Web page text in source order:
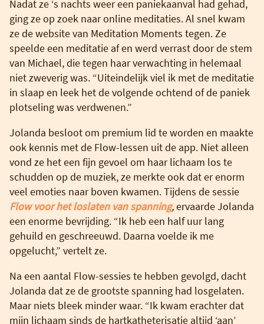
Nadat ze ‘s nachts weer een paniekaanval had gehad,
ging ze op zoek naar online meditaties. Al snel kwam
ze de website van Meditation Moments tegen. Ze
speelde een meditatie af en werd verrast door de stem
van Michael, die tegen haar verwachting in helemaal
niet zweverig was. “Uiteindelijk viel ik met de meditatie
in slaap en leek het de volgende ochtend of de paniek
plotseling was verdwenen.”
Jolanda besloot om premium lid te worden en maakte
ook kennis met de Flow-lessen uit de app. Niet alleen
vond ze het een fijn gevoel om haar lichaam los te
schudden op de muziek, ze merkte ook dat er enorm
veel emoties naar boven kwamen. Tijdens de sessie
Flow voor het loslaten van spanning,ervaarde Jolanda
een enorme bevrijding. “Ik heb een half uur lang
gehuild en geschreeuwd. Daarna voelde ik me
opgelucht,” vertelt ze.
Na een aantal Flow-sessies te hebben gevolgd, dacht
Jolanda dat ze de grootste spanning had losgelaten.
Maar niets bleek minder waar. “Ik kwam erachter dat
mijn lichaam sinds de hartkatheterisatie altijd ‘aan’